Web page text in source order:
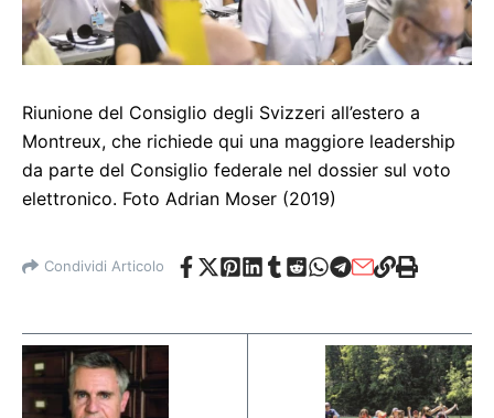
Riunione del Consiglio degli Svizzeri all’estero a
Montreux, che richiede qui una maggiore leadership
da parte del Consiglio federale nel dossier sul voto
elettronico. Foto Adrian Moser (2019)
Condividi Articolo